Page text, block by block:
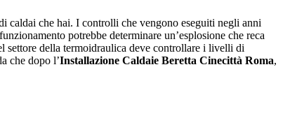
caldai che hai. I controlli che vengono eseguiti negli anni
potrebbe determinare un’esplosione che reca
settore della termoidraulica deve controllare i livelli di
che dopo l’Installazione Caldaie Beretta Cinecittà Roma,